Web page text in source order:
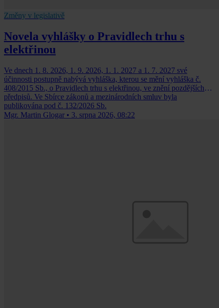
Změny v legislativě
Novela vyhlášky o Pravidlech trhu s
elektřinou
Ve dnech 1. 8. 2026, 1. 9. 2026, 1. 1. 2027 a 1. 7. 2027 své
účinnosti postupně nabývá vyhláška, kterou se mění vyhláška č.
408/2015 Sb., o Pravidlech trhu s elektřinou, ve znění pozdějších
předpisů. Ve Sbírce zákonů a mezinárodních smluv byla
publikována pod č. 132/2026 Sb.
Mgr. Martin Glogar • 3. srpna 2026, 08:22